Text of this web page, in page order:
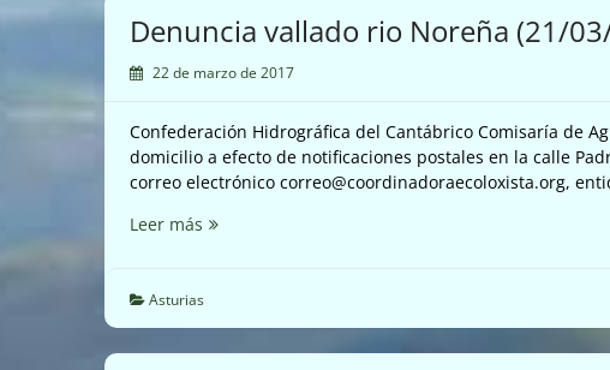
se
eliminen
de
las
zonas
incendiadas
Denuncia vallado rio Noreña (21/
22 de marzo de 2017
Confederación Hidrográfica del Cantábrico Comisaría de
domicilio a efecto de notificaciones postales en la calle
correo electrónico correo@coordinadoraecoloxista.org,
Leer más Denuncia
Noreña
(21/03/17)
Asturias